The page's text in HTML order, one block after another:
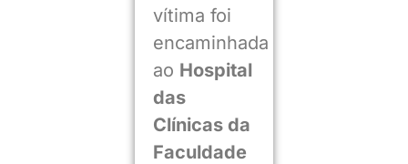
vítima foi
encaminhada
ao Hospital
das
Clínicas da
Faculdade